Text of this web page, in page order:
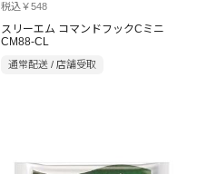
税込￥548
スリーエム コマンドフックCミニ
CM88-CL
通常配送 / 店舗受取